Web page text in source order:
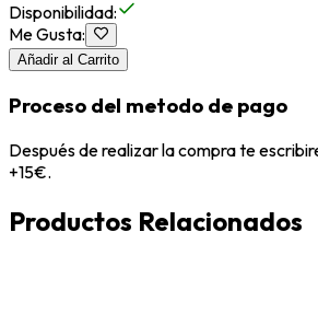
Disponibilidad:
Me Gusta:
Añadir al Carrito
Proceso del metodo de pago
Después de realizar la compra te
+15€.
Productos Relacionados